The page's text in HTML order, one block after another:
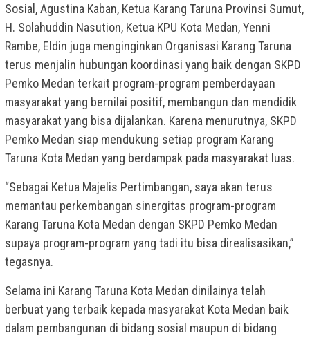
Sosial, Agustina Kaban, Ketua Karang Taruna Provinsi Sumut,
H. Solahuddin Nasution, Ketua KPU Kota Medan, Yenni
Rambe, Eldin juga menginginkan Organisasi Karang Taruna
terus menjalin hubungan koordinasi yang baik dengan SKPD
Pemko Medan terkait program-program pemberdayaan
masyarakat yang bernilai positif, membangun dan mendidik
masyarakat yang bisa dijalankan. Karena menurutnya, SKPD
Pemko Medan siap mendukung setiap program Karang
Taruna Kota Medan yang berdampak pada masyarakat luas.
“Sebagai Ketua Majelis Pertimbangan, saya akan terus
memantau perkembangan sinergitas program-program
Karang Taruna Kota Medan dengan SKPD Pemko Medan
supaya program-program yang tadi itu bisa direalisasikan,”
tegasnya.
Selama ini Karang Taruna Kota Medan dinilainya telah
berbuat yang terbaik kepada masyarakat Kota Medan baik
dalam pembangunan di bidang sosial maupun di bidang